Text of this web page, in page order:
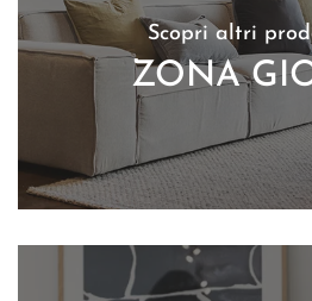
Scopri altri
ZONA